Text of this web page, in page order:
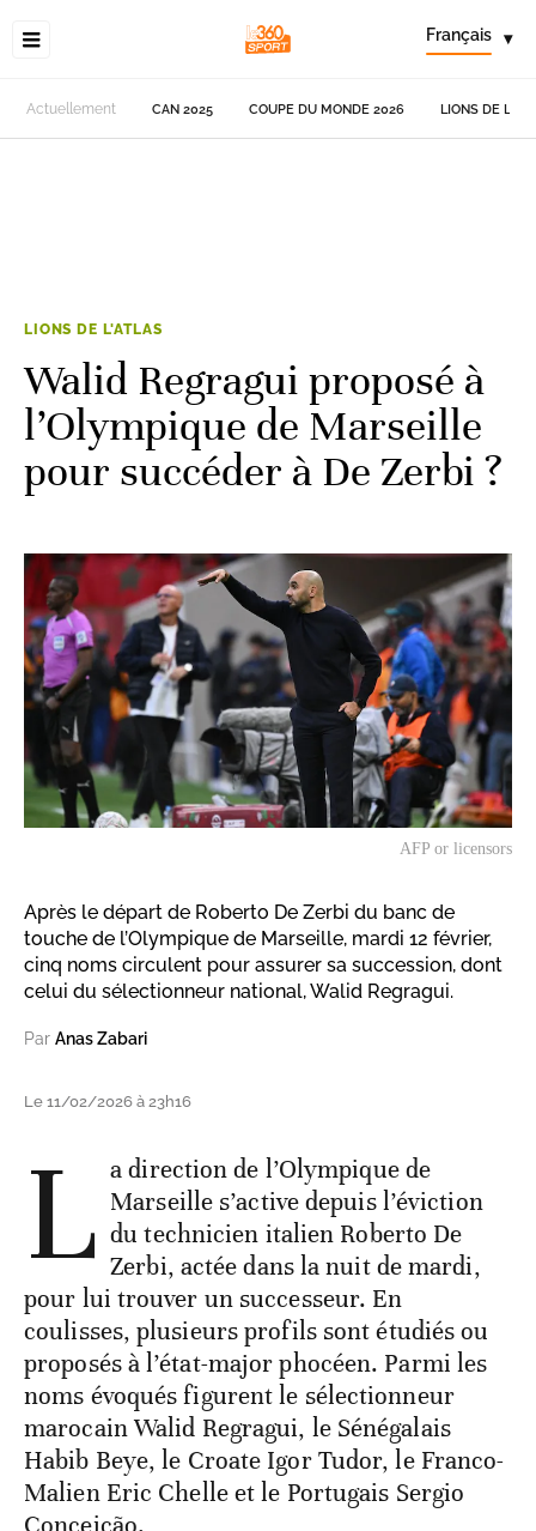
Français ▾
Actuellement CAN 2025 COUPE DU MONDE 2026 LIONS DE
LIONS DE L'ATLAS
Walid Regragui proposé à
l’Olympique de Marseille
pour succéder à De Zerbi ?
AFP or licensors
Après le départ de Roberto De Zerbi du banc de
touche de l’Olympique de Marseille, mardi 12 février,
cinq noms circulent pour assurer sa succession, dont
celui du sélectionneur national, Walid Regragui.
Par Anas Zabari
Le 11/02/2026 à 23h16
L a direction de l’Olympique de
Marseille s’active depuis l’éviction
du technicien italien Roberto De
Zerbi, actée dans la nuit de mardi,
pour lui trouver un successeur. En
coulisses, plusieurs profils sont étudiés ou
proposés à l’état-major phocéen. Parmi les
noms évoqués figurent le sélectionneur
marocain Walid Regragui, le Sénégalais
Habib Beye, le Croate Igor Tudor, le Franco-
Malien Eric Chelle et le Portugais Sergio